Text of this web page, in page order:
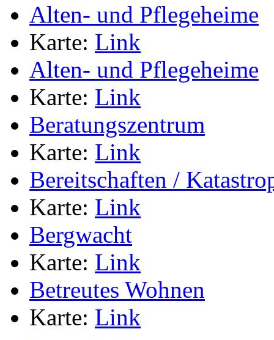
Alten- und Pflegeheime
Karte: Link
Alten- und Pflegeheime
Karte: Link
Beratungszentrum
Karte: Link
Bereitschaften /
Karte: Link
Bergwacht
Karte: Link
Betreutes Wohnen
Karte: Link